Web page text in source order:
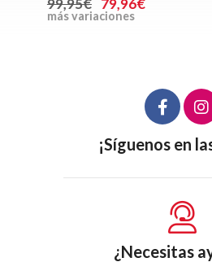
99,95€ 79,96€
más variaciones
¡Síguenos en
¿Necesitas